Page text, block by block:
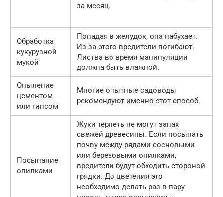
за месяц.
Обработка
кукурузной
мукой
Попадая в желудок, она набухает.
Из-за этого вредители погибают.
Листва во время манипуляции
должна быть влажной.
Опыление
цементом
или гипсом
Многие опытные садоводы
рекомендуют именно этот способ.
Посыпание
опилками
Жуки терпеть не могут запах
свежей древесины. Если посыпать
почву между рядами сосновыми
или березовыми опилками,
вредители будут обходить стороной
грядки. До цветения это
необходимо делать раз в пару